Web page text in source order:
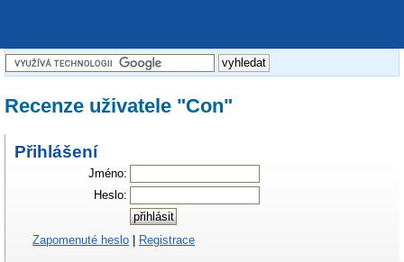
Recenze uživatele "Con"
Přihlášení
Jméno:
Heslo:
Zapomenuté heslo Registrace